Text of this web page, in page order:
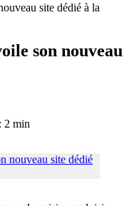
site dédié à la
son nouveau
2 min